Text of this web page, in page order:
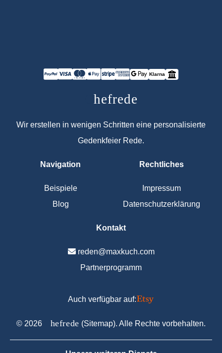
Klarna
Chefrede
Wir erstellen in wenigen Schritten eine personalisierte
Gedenkfeier Rede.
Navigation
Beispiele
Blog
Rechtliches
Impressum
Datenschutzerklärung
Kontakt
reden@maxkuch.com
Partnerprogramm
Auch verfügbar auf:
© 2026 hefrede (Sitemap). Alle Rechte vorbehalten.